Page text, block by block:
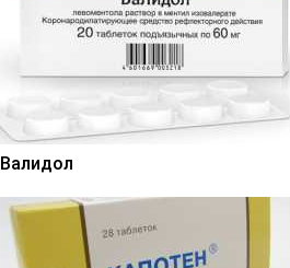
Валидол